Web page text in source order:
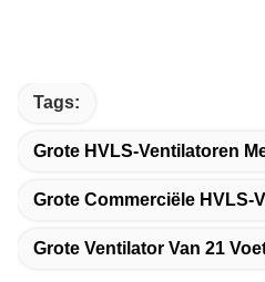
Tags:
Grote HVLS-Ventilatoren
Grote Commerciële HVLS-
Grote Ventilator Van 21